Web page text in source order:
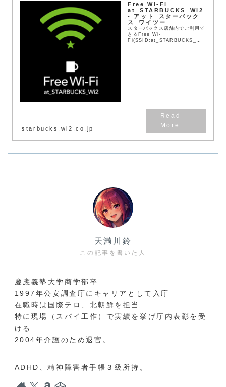
Free Wi-Fi
at_STARBUCKS_Wi2
- アット_スターバック
ス_ワイツー
スターバックス店舗内でご利用で
きるFree Wi-
Fi(SSID:at_STARBUCKS_Wi2
starbucks.wi2.co.jp
天満川鈴
この記事を書いた人
慶應義塾大学商学部卒
1997年公安調査庁にキャリアとして入庁
在職時は国際テロ、北朝鮮を担当
特に現場（スパイ工作）で実績を挙げ庁内表彰を受
ける
2004年介護のため退官。
ADHD、精神障害者手帳３級所持。